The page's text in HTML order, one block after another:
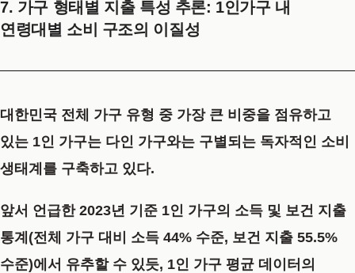
7. 가구 형태별 지출 특성 추론: 1인가구 내
연령대별 소비 구조의 이질성
대한민국 전체 가구 유형 중 가장 큰 비중을 점유하고
있는 1인 가구는 다인 가구와는 구별되는 독자적인 소비
생태계를 구축하고 있다.
앞서 언급한 2023년 기준 1인 가구의 소득 및 보건 지출
통계(전체 가구 대비 소득 44% 수준, 보건 지출 55.5%
수준)에서 유추할 수 있듯, 1인 가구 평균 데이터의